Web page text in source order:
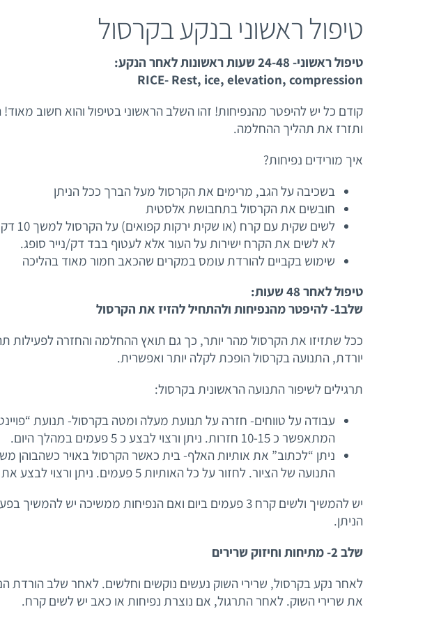
טיפול ראשוני בנקע בקרסול
טיפול ראשוני- 24-48 שעות ראשונות לאחר הנקע:
RICE- Rest, ice, elevation, compression
קודם כל יש להיפטר מהנפיחות! זהו השלב הראשוני בטיפול והוא חשוב
ותזרז את תהליך ההחלמה.
איך מורידים נפיחות?
בשכיבה על הגב, מרימים את הקרסול מעל הברך ככל הניתן
חובשים את הקרסול בתחבושת אלסטית
לשים
לא לשים את הקרח ישירות על העור אלא לעטוף בבד דק/נייר סופג.
שימוש בקביים להורדת עומס במקרים שהכאב חמור מאוד בהליכה
טיפול לאחר 48 שעות:
שלב1- להיפטר מהנפיחות ולהתחיל להזיז את הקרסול
ככל שתזיזו את הקרסול מהר יותר, כך גם תואץ ההחלמה והחזרה לפעילות
יורדת, התנועה בקרסול הופכת לקלה יותר ואפשרית.
תרגילים לשיפור התנועה הראשונית בקרסול:
עבודה על טווחים- חזרה על תנועת מעלה ומטה בקרסול- תנועת
המתאפשר כ 10-15 חזרות. ניתן ורצוי לבצע כ 5 פעמים במהלך היום.
ניתן “לכתוב” את אותיות האלף- בית כאשר הקרסול באויר כשהבוהן
התנועה של הציור. לחזור על כל האותיות 5 פעמים. ניתן ורצוי לבצע את התרגיל 3 פעמים ביום.
יש להמשיך ולשים קרח 3 פעמים ביום ואם הנפיחות ממשיכה יש
הניתן.
שלב 2- מתיחות וחיזוק שרירים
לאחר נקע בקרסול, שרירי השוק נעשים נוקשים וחלשים. לאחר שלב הורדת
את שרירי השוק. לאחר התרגול, אם נוצרת נפיחות או כאב יש לשים קרח.